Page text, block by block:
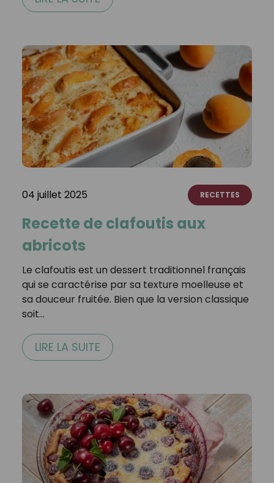
04 juillet 2025 RECETTES
Recette de clafoutis aux
abricots
Le clafoutis est un dessert traditionnel français
qui se caractérise par sa texture moelleuse et
sa douceur fruitée. Bien que la version classique
soit…
LIRE LA SUITE